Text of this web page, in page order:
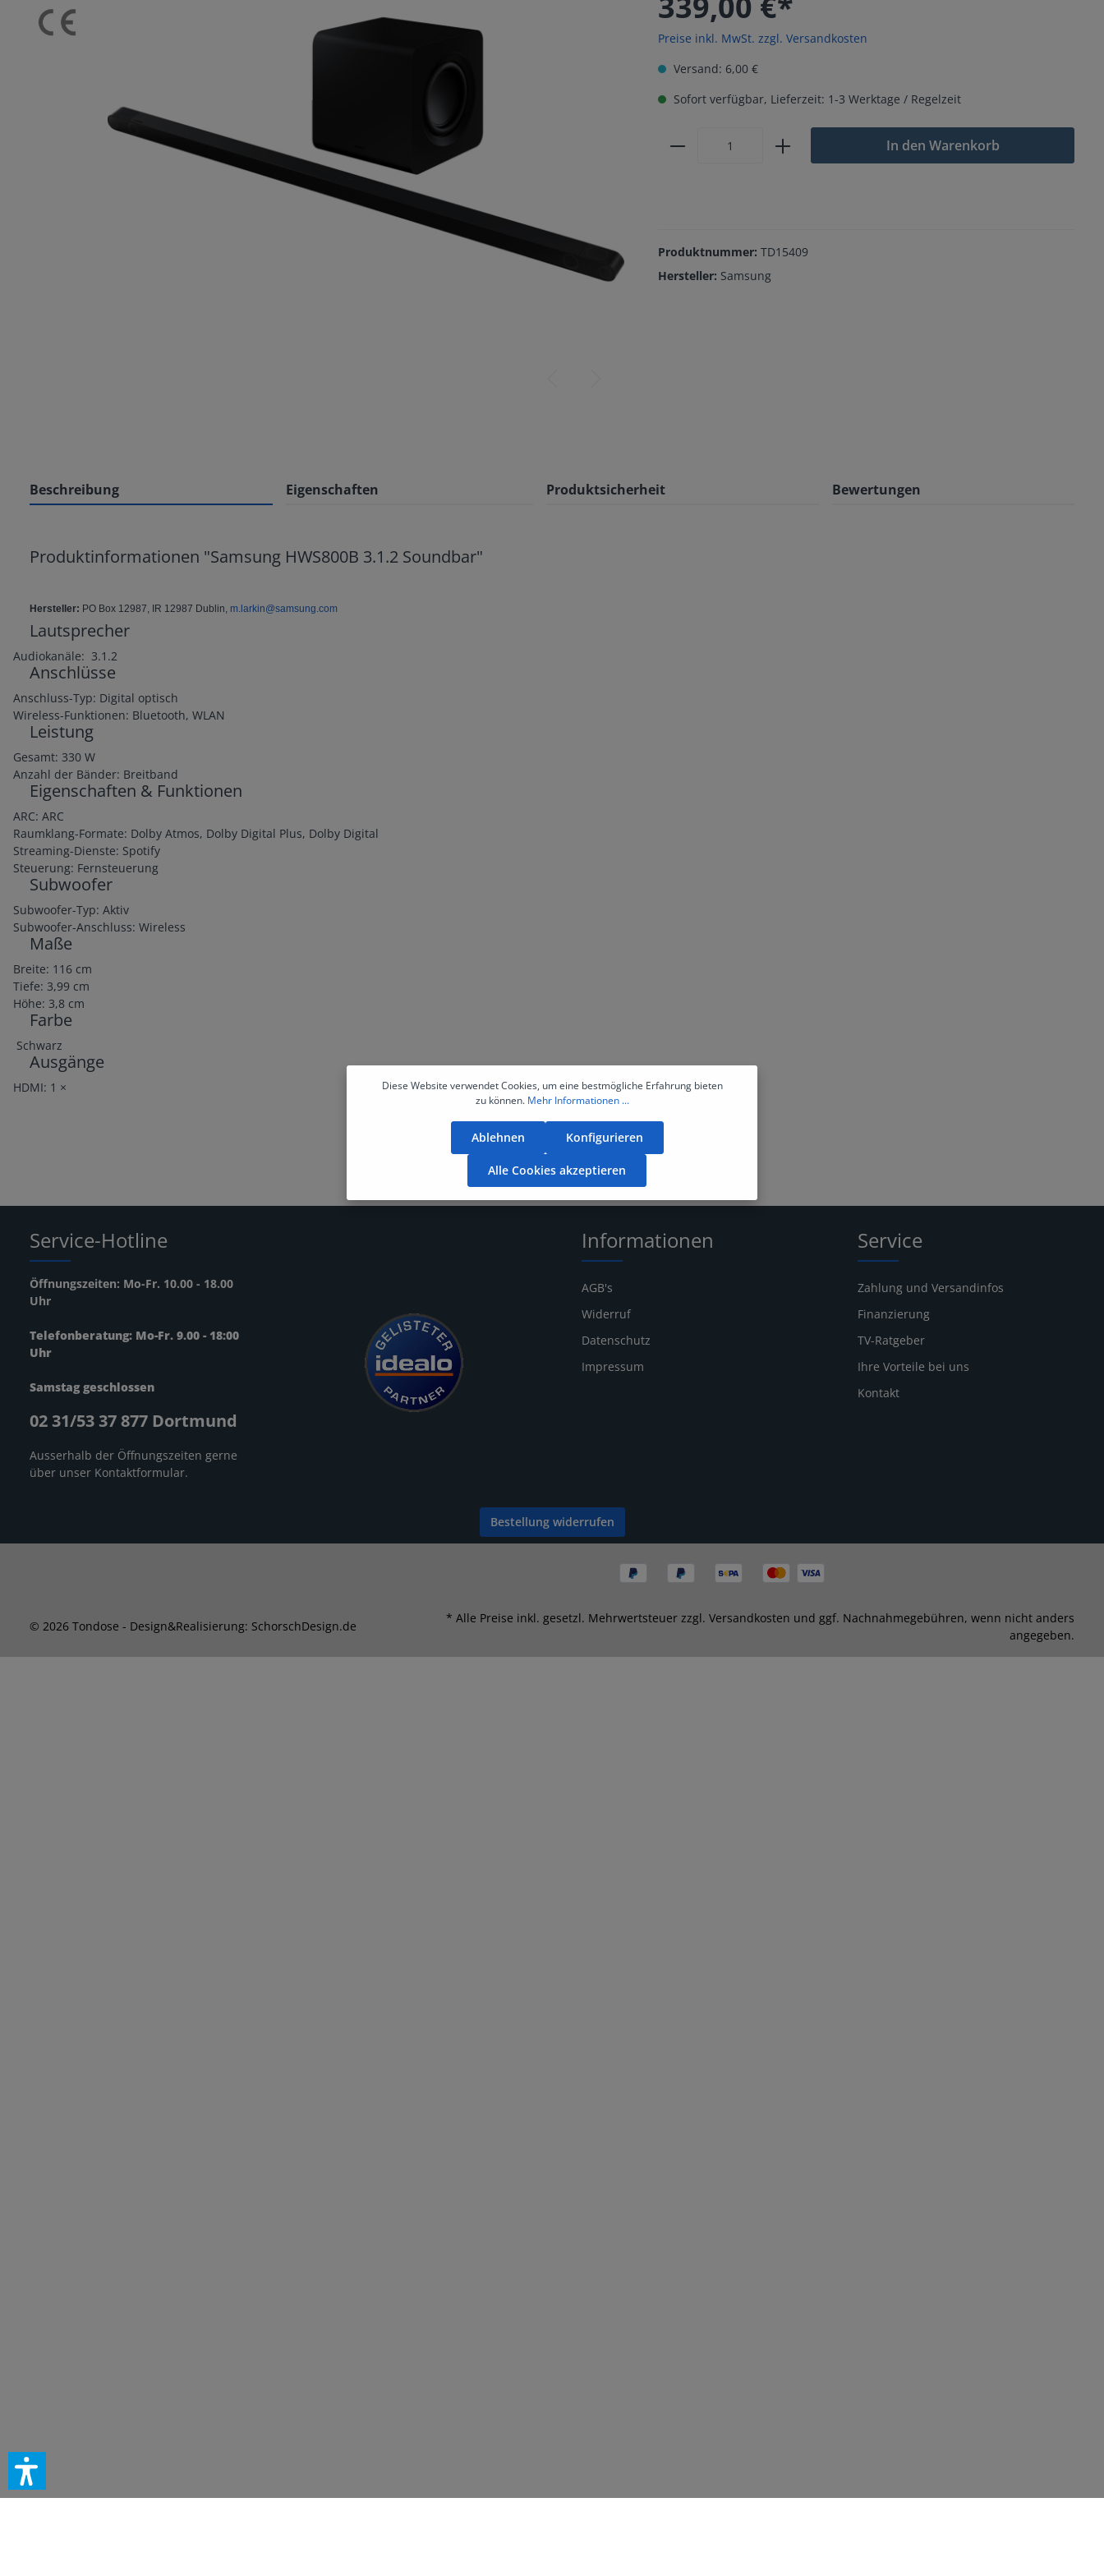
Preise inkl. MwSt. zzgl. Versandkosten
Versand: 6,00 €
Sofort verfügbar, Lieferzeit: 1-3 Werktage / Regelzeit
In den Warenkorb
Produktnummer:TD15409
Hersteller: Samsung
Beschreibung Eigenschaften Produktsicherheit Bewertungen
Produktinformationen "Samsung HWS800B 3.1.2 Soundbar"
Hersteller: PO Box 12987, IR 12987 Dublin, m.larkin@samsung.com
Lautsprecher
Audiokanäle: 3.1.2
Anschlüsse
Anschluss-Typ: Digital optisch
Wireless-Funktionen: Bluetooth, WLAN
Leistung
Gesamt: 330 W
Anzahl der Bänder: Breitband
Eigenschaften & Funktionen
ARC: ARC
Raumklang-Formate: Dolby Atmos, Dolby Digital Plus, Dolby Digital
Streaming-Dienste: Spotify
Steuerung: Fernsteuerung
Subwoofer
Subwoofer-Typ: Aktiv
Subwoofer-Anschluss: Wireless
Maße
Breite: 116 cm
Tiefe: 3,99 cm
Höhe: 3,8 cm
Farbe
Schwarz
Ausgänge
HDMI: 1 ×
Service-Hotline
Öffnungszeiten: Mo-Fr. 10.00 - 18.00
Uhr
Telefonberatung: Mo-Fr. 9.00 - 18:00
Uhr
Samstag geschlossen
02 31/53 37 877 Dortmund
Ausserhalb der Öffnungszeiten gerne
über unser Kontaktformular.
Informationen
AGB's
Widerruf
Datenschutz
Impressum
Service
Zahlung und Versandinfos
Finanzierung
TV-Ratgeber
Ihre Vorteile bei uns
Kontakt
Bestellung widerrufen
© 2026 Tondose - Design&Realisierung: SchorschDesign.de
* Alle Preise inkl. gesetzl. Mehrwertsteuer zzgl. Versandkosten und ggf. Nachnahmegebühren, wenn nicht anders
angegeben.
Diese Website verwendet Cookies, um eine bestmögliche Erfahrung bieten
zu können. Mehr Informationen ...
Ablehnen Konfigurieren
Alle Cookies akzeptieren